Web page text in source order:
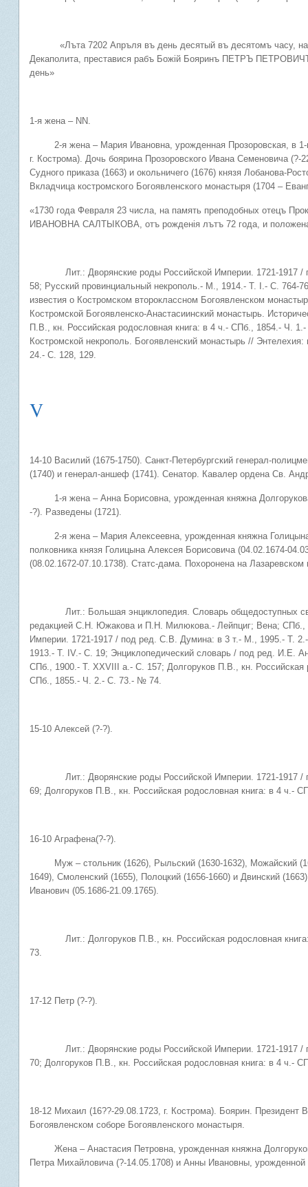
«Лъта 7202 Апръля въ день десятый въ десятомъ часу, на
Декаполита, преставися рабъ Божiй Бояринъ ПЕТРЪ
день»
1-я жена – NN.
2-я жена – Мария Ивановна, урожденная Прозоровская, в 1-м
г. Кострома). Дочь боярина Прозоровского Ивана Семеновича (?-
Судного приказа (1663) и окольничего (1676) князя Лобанова-
Вкладчица костромского Богоявленского монастыря (1704 –
«1730 года Февраля 23 числа, на память преподобных отецъ
ИВАНОВНА САЛТЫКОВА, отъ рожденiя лътъ 72 года, и
Лит.: Дворянские роды Российской Империи. 1721-1917 /
58; Русский провинциальный некрополь.- М., 1914.- Т. I.- С.
известия о Костромском второклассном Богоявленском
Костромской Богоявленско-Анастасиинский монастырь.
П.В., кн. Российская родословная книга: в 4 ч.- СПб., 1854.- Ч.
Костромской некрополь. Богоявленский монастырь //
24.- С. 128, 129.
V
14-10 Василий (1675-1750). Санкт-Петербургский генерал-
(1740) и генерал-аншеф (1741). Сенатор. Кавалер ордена Св.
1-я жена – Анна Борисовна, урожденная княжна
-?). Разведены (1721).
2-я жена – Мария Алексеевна, урожденная княжна Голицына
полковника князя Голицына Алексея Борисовича (04.02.1674-
(08.02.1672-07.10.1738). Статс-дама. Похоронена на
Лит.: Большая энциклопедия. Словарь общедоступных
редакцией С.Н. Южакова и П.Н. Милюкова.- Лейпциг; Вена; СПб.,
Империи. 1721-1917 / под ред. С.В. Думина: в 3 т.- М., 1995.- Т.
1913.- Т. IV.- С. 19; Энциклопедический словарь / под ред. И.Е.
СПб., 1900.- Т. XXVIII а.- С. 157; Долгоруков П.В., кн.
СПб., 1855.- Ч. 2.- С. 73.- № 74.
15-10 Алексей (?-?).
Лит.: Дворянские роды Российской Империи. 1721-1917 /
69; Долгоруков П.В., кн. Российская родословная книга: в 4 ч.-
16-10 Аграфена(?-?).
Муж – стольник (1626), Рыльский (1630-1632), Можайский
1649), Смоленский (1655), Полоцкий (1656-1660) и Двинский
Иванович (05.1686-21.09.1765).
Лит.: Долгоруков П.В., кн. Российская родословная
73.
17-12 Петр (?-?).
Лит.: Дворянские роды Российской Империи. 1721-1917 /
70; Долгоруков П.В., кн. Российская родословная книга: в 4 ч.-
18-12 Михаил (16??-29.08.1723, г. Кострома). Боярин. Президент
Богоявленском соборе Богоявленского монастыря.
Жена – Анастасия Петровна, урожденная княжна
Петра Михайловича (?-14.05.1708) и Анны Ивановны,